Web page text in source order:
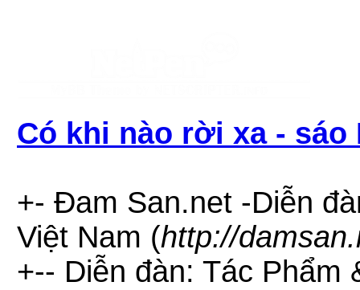
Có khi nào rời xa - sáo
+- Đam San.net -Diễn
Việt Nam (http://
+-- Diễn đàn: Tác Phẩm